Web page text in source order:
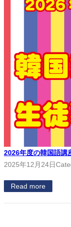
2026年度の韓国語講
2025年12月24日
Read more